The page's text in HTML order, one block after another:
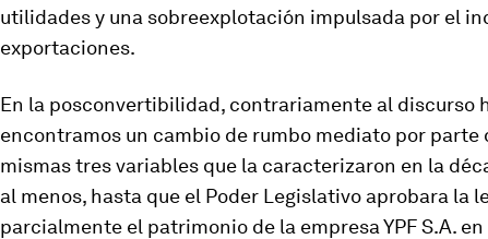
utilidades y una sobreexplotación impulsada por el
exportaciones.
En la posconvertibilidad, contrariamente al discurso
encontramos un cambio de rumbo mediato por parte
mismas tres variables que la caracterizaron en la
al menos, hasta que el Poder Legislativo aprobara la
parcialmente el patrimonio de la empresa YPF S.A. en